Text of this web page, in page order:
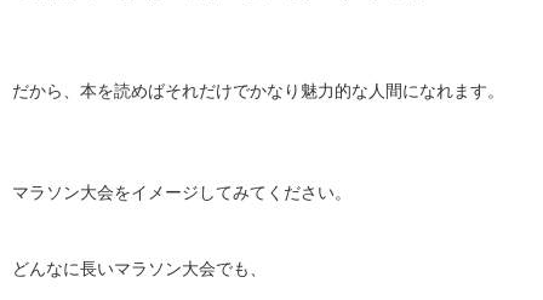
だから、本を読めばそれだけでかなり魅力的な人間になれます。
マラソン大会をイメージしてみてください。
どんなに長いマラソン大会でも、